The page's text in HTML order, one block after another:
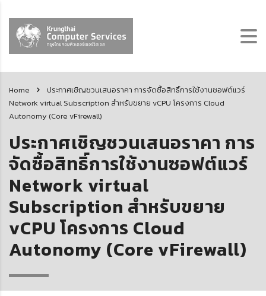
Home
ประกาศเชิญชวนเสนอราคา การจัดซื้อสิทธิ์การใช้งานซอฟต์แวร์
Network virtual Subscription สำหรับขยาย vCPU โครงการ Cloud
Autonomy (Core vFirewall)
ประกาศเชิญชวนเสนอราคา การ
จัดซื้อสิทธิ์การใช้งานซอฟต์แวร์
Network virtual
Subscription สำหรับขยาย
vCPU โครงการ Cloud
Autonomy (Core vFirewall)